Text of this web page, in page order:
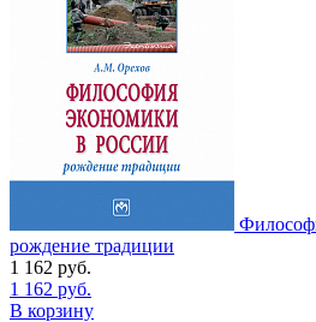
рождение традиции
1 162 руб.
1 162 руб.
В корзину